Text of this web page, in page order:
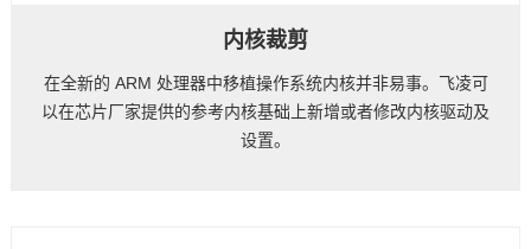
内核裁剪
在全新的 ARM 处理器中移植操作系统内核并非易事。 飞凌可
以在芯片厂家提供的参考内核基础上新增或者修改内核驱动及
设置。